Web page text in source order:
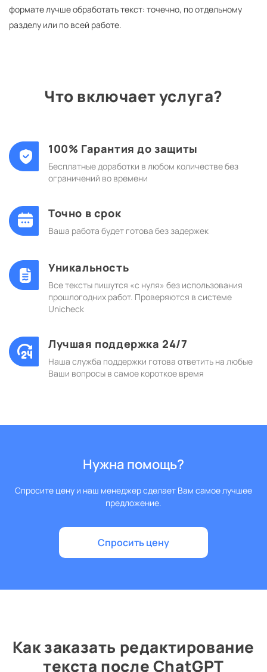
формате лучше обработать текст: точечно, по отдельному
разделу или по всей работе.
Что включает услуга?
100% Гарантия до защиты
Бесплатные доработки в любом количестве без
ограничений во времени
Точно в срок
Ваша работа будет готова без задержек
Уникальность
Все тексты пишутся «с нуля» без использования
прошлогодних работ. Проверяются в системе
Unicheck
Лучшая поддержка 24/7
Наша служба поддержки готова ответить на любые
Ваши вопросы в самое короткое время
Нужна помощь?
Спросите цену и наш менеджер сделает Вам самое лучшее
предложение.
Спросить цену
Как заказать редактирование
текста после ChatGPT